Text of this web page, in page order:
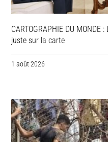
CARTOGRAPHIE DU MONDE
juste sur la carte
1 août 2026